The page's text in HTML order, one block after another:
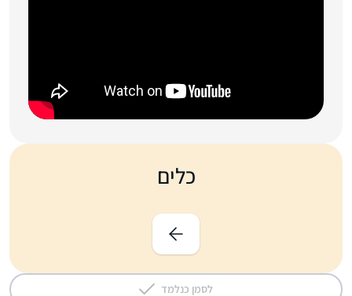
כלים
לסמן כנלמד